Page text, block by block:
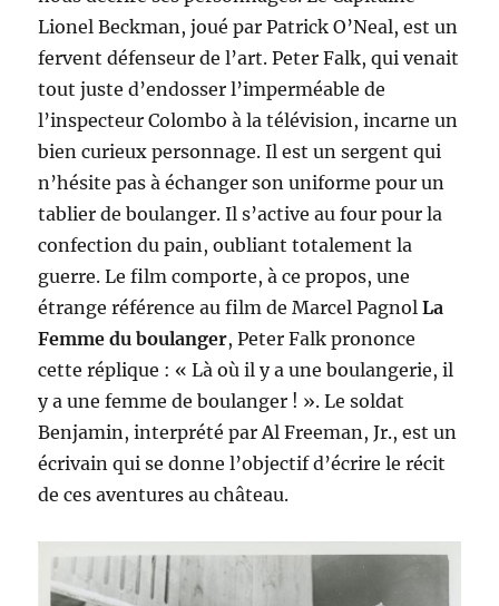
Lionel Beckman, joué par Patrick O’Neal, est un
fervent défenseur de l’art. Peter Falk, qui venait
tout juste d’endosser l’imperméable de
l’inspecteur Colombo à la télévision, incarne un
bien curieux personnage. Il est un sergent qui
n’hésite pas à échanger son uniforme pour un
tablier de boulanger. Il s’active au four pour la
confection du pain, oubliant totalement la
guerre. Le film comporte, à ce propos, une
étrange référence au film de Marcel PagnolLa
Femme du boulanger, Peter Falk prononce
cette réplique : « Là où il y a une boulangerie, il
y a une femme de boulanger ! ». Le soldat
Benjamin, interprété par Al Freeman, Jr., est un
écrivain qui se donne l’objectif d’écrire le récit
de ces aventures au château.